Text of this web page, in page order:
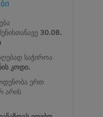
30.08.
საჭიროა
კოდი.
ერთ
არის